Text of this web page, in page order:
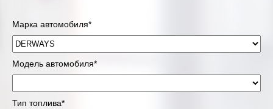
Марка автомобиля*
Модель автомобиля*
Тип топлива*